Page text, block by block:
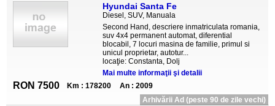
Hyundai Santa Fe
Diesel, SUV, Manuala
Second Hand, descriere inmatriculata romania,
suv 4x4 permanent automat, diferential
blocabil, 7 locuri masina de familie, primul si
unicul proprietar, autotur...
locaţie: Constanta, Dolj
Mai multe informaţii şi detalii
RON 7500 Km : 178200
An : 2009
Arhivării Ad (peste 90 de zile vechi)